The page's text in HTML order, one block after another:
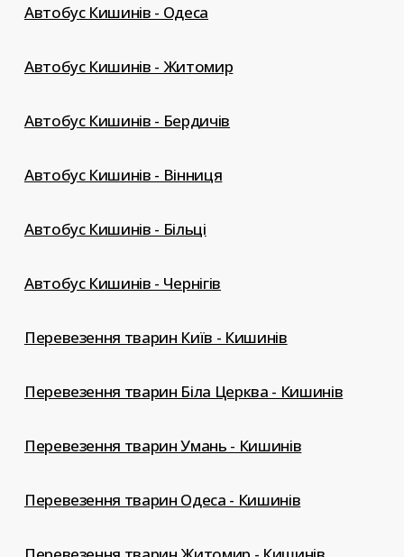
Автобус Кишинів - Одеса
Автобус Кишинів - Житомир
Автобус Кишинів - Бердичів
Автобус Кишинів - Вінниця
Автобус Кишинів - Більці
Автобус Кишинів - Чернігів
Перевезення тварин Київ - Кишинів
Перевезення тварин Біла Церква - Кишинів
Перевезення тварин Умань - Кишинів
Перевезення тварин Одеса - Кишинів